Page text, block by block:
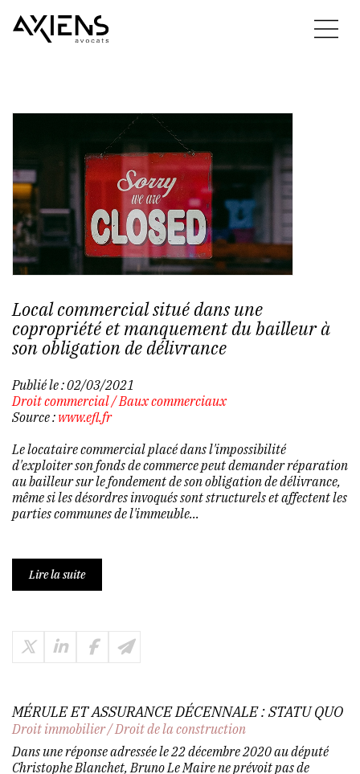
Local commercial situé dans une
copropriété et manquement du bailleur à
son obligation de délivrance
Publié le :02/03/2021
Droit commercial/Baux commerciaux
Source : www.efl.fr
Le locataire commercial placé dans l'impossibilité
d'exploiter son fonds de commerce peut demander réparation
au bailleur sur le fondement de son obligation de délivrance,
même si les désordres invoqués sont structurels et affectent les
parties communes de l'immeuble...
Lire la suite
MÉRULE ET ASSURANCE DÉCENNALE : STATU QUO
Droit immobilier/Droit de la construction
Dans une réponse adressée le 22 décembre 2020 au député
Christophe Blanchet, Bruno Le Maire ne prévoit pas de